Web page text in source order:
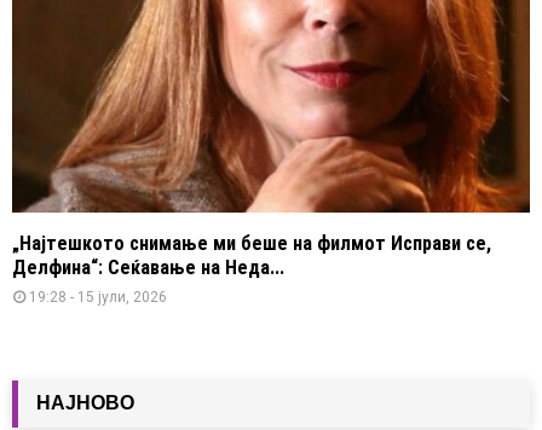
„Најтешкото снимање ми беше на филмот Исправи се,
Делфина“: Сеќавање на Неда...
19:28 - 15 јули, 2026
НАЈНОВО